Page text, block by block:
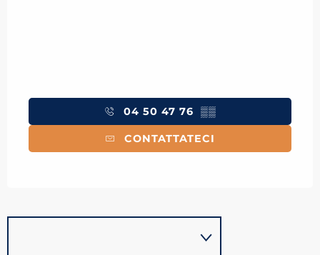
04 50 47 76 ▒▒
CONTATTATECI